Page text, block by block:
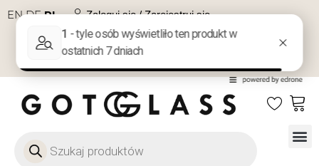
EN DE PL Zaloguj się / Zarejestruj się
NA PREZENT